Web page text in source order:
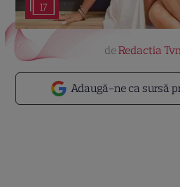
17
Adaugă-ne ca sursă
deRedactia